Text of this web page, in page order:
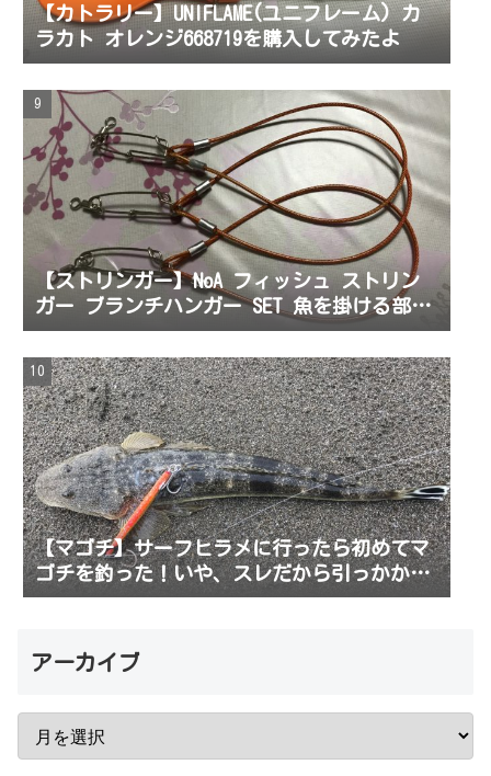
【カトラリー】UNIFLAME(ユニフレーム) カ
ラカト オレンジ668719を購入してみたよ
【ストリンガー】NoA フィッシュ ストリン
ガー ブランチハンガー SET 魚を掛ける部分
を購入してみた。初心者でも使いやすかった
よ
【マゴチ】サーフヒラメに行ったら初めてマ
ゴチを釣った！いや、スレだから引っかかっ
た
アーカイブ